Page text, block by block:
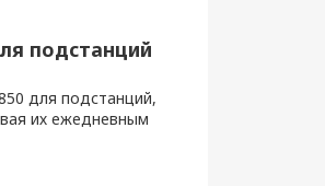
подстанций
для подстанций,
их ежедневным